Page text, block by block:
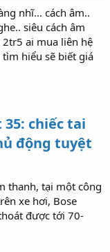
nhĩ... cách âm..
siêu cách âm
ai mua liên hệ
hiểu sẽ biết giá
chiếc tai
động tuyệt
thanh, tại một công
xe hơi, Bose
được tới 70-